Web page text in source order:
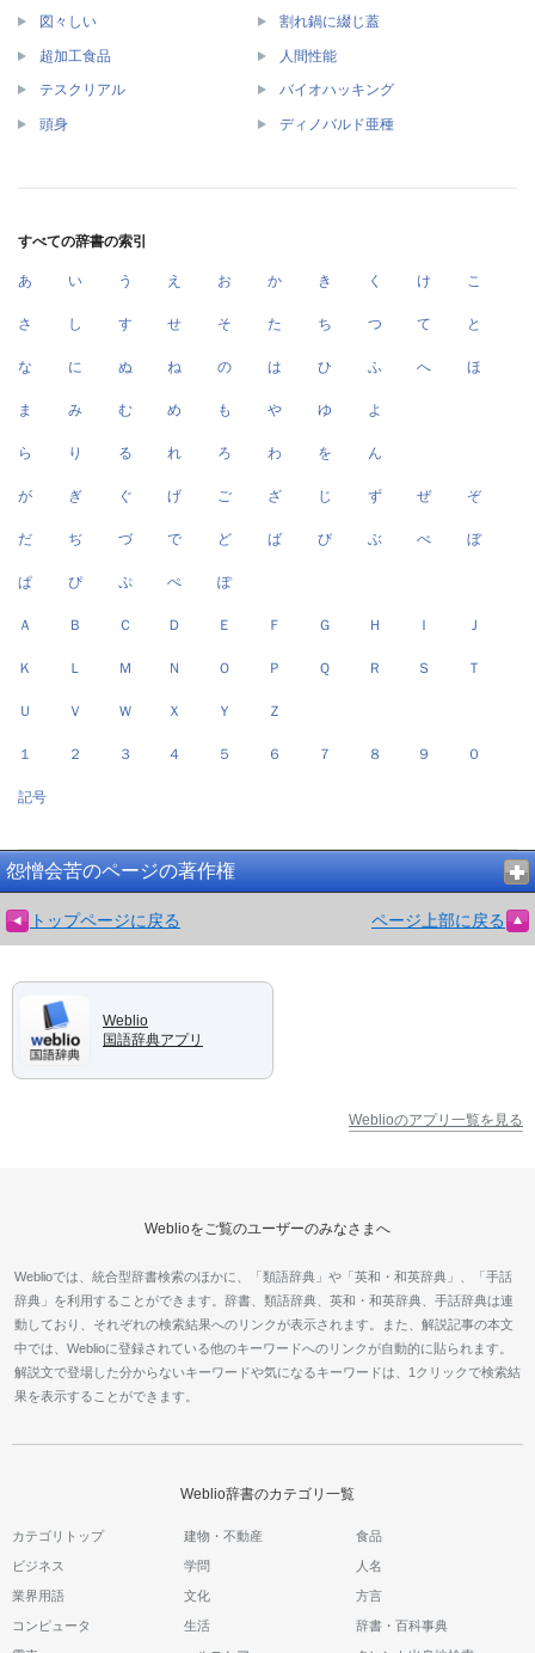
図々しい 割れ鍋に綴じ蓋
超加工食品 人間性能
テスクリアル バイオハッキング
頭身 ディノバルド亜種
すべての辞書の索引
あ い う え お か き く け こ
さ し す せ そ た ち つ て と
な に ぬ ね の は ひ ふ へ ほ
ま み む め も や ゆ よ
ら り る れ ろ わ を ん
が ぎ ぐ げ ご ざ じ ず ぜ ぞ
だ ぢ づ で ど ば び ぶ べ ぼ
ぱ ぴ ぷ ぺ ぽ
Ａ Ｂ Ｃ Ｄ Ｅ Ｆ Ｇ Ｈ Ｉ Ｊ
Ｋ Ｌ Ｍ Ｎ Ｏ Ｐ Ｑ Ｒ Ｓ Ｔ
Ｕ Ｖ Ｗ Ｘ Ｙ Ｚ
１ ２ ３ ４ ５ ６ ７ ８ ９ ０
記号
怨憎会苦のページの著作権
トップページに戻る ページ上部に戻る
Weblio
国語辞典アプリ
Weblioのアプリ一覧を見る
Weblioをご覧のユーザーのみなさまへ
Weblioでは、統合型辞書検索のほかに、「類語辞典」や「英和・和英辞典」、「手話
辞典」を利用することができます。辞書、類語辞典、英和・和英辞典、手話辞典は連
動しており、それぞれの検索結果へのリンクが表示されます。また、解説記事の本文
中では、Weblioに登録されている他のキーワードへのリンクが自動的に貼られます。
解説文で登場した分からないキーワードや気になるキーワードは、1クリックで検索結
果を表示することができます。
Weblio辞書のカテゴリ一覧
カテゴリトップ 建物・不動産 食品
ビジネス 学問 人名
業界用語 文化 方言
コンピュータ 生活 辞書・百科事典